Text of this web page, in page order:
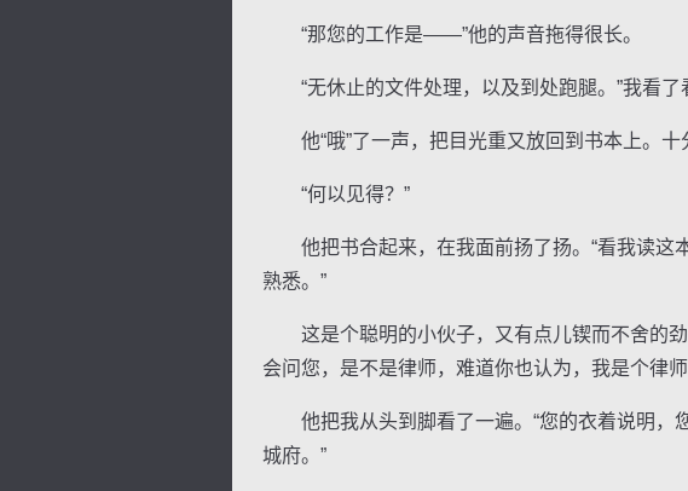
“那您的工作是——”他的声音拖得很长。
“无休止的文件处理，以及到处跑腿。”我看了
他“哦”了一声，把目光重又放回到书本上。十
“何以见得？”
他把书合起来，在我面前扬了扬。“看我读这
熟悉。”
这是个聪明的小伙子，又有点儿锲而不舍的劲
会问您，是不是律师，难道你也认为，我是个律师
他把我从头到脚看了一遍。“您的衣着说明，
城府。”